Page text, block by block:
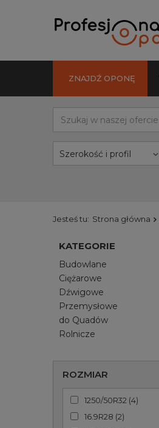
ZNAJDŹ OPONĘ
Szerokość i profil
Jesteś tu: Strona główna
KATEGORIE
Budowlane
Ciężarowe
Dźwigowe
Przemysłowe
do Quadów
Rolnicze
ROZMIAR
1250/50R32 (4)
16.9R28 (2)